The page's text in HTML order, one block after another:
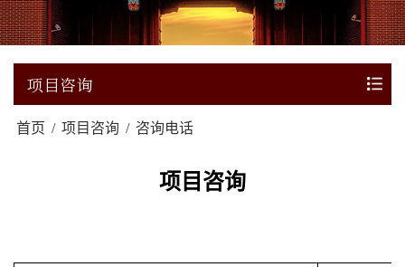
项目咨询
首页 / 项目咨询 / 咨询电话
项目咨询